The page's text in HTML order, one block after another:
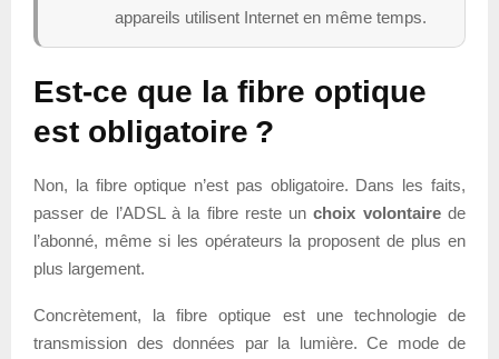
appareils utilisent Internet en même temps.
Est-ce que la fibre optique
est obligatoire ?
Non, la fibre optique n’est pas obligatoire. Dans les faits,
passer de l’ADSL à la fibre reste unchoix volontairede
l’abonné, même si les opérateurs la proposent de plus en
plus largement.
Concrètement, la fibre optique est une technologie de
transmission des données par la lumière. Ce mode de